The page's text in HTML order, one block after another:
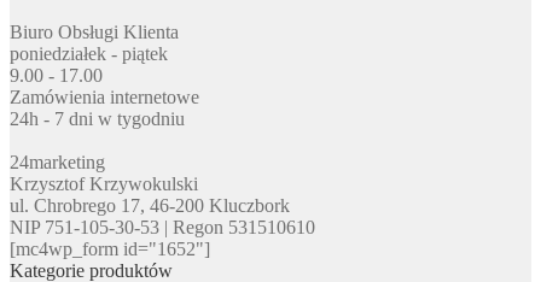
Biuro Obsługi Klienta
poniedziałek - piątek
9.00 - 17.00
Zamówienia internetowe
24h - 7 dni w tygodniu
24marketing
Krzysztof Krzywokulski
ul. Chrobrego 17, 46-200 Kluczbork
NIP 751-105-30-53 | Regon 531510610
[mc4wp_form id="1652"]
Kategorie produktów